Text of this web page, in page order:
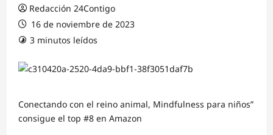
Redacción 24Contigo
16 de noviembre de 2023
3 minutos leídos
Conectando con el reino animal, Mindfulness para niños”
consigue el top #8 en Amazon